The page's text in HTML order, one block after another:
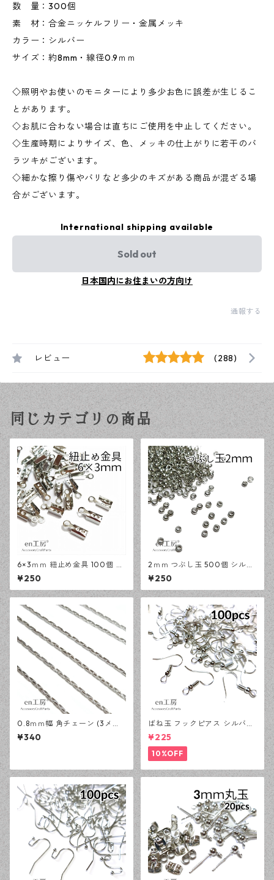
数 量：300個
素 材：合金ニッケルフリー・金属メッキ
カラー：シルバー
サイズ：約8mm・線径0.9ｍｍ
◇照明やお使いのモニターにより多少お色に誤差が生じるこ
とがあります。
◇お肌に合わない場合は直ちにご使用を中止してください。
◇生産時期によりサイズ、色、メッキの仕上がりに若干のバ
ラツキがございます。
◇細かな擦り傷やバリなど多少のキズがある商品が混ざる場
合がございます。
International shipping available
Sold out
日本国内にお住まいの方向け
通報する
レビュー (288)
同じカテゴリの商品
6×3ｍｍ 紐止め金具 100個 シ
ルバー カシメ アクセサリーパ
ーツ 基礎パーツ ハンドメイド
資材 【en工房】
¥250
2ｍｍ つぶし玉 500個 シルバ
ー かしめ玉 アクセサリーパー
ツ 基礎パーツ ハンドメイド資
材 【en工房】
¥250
0.8ｍｍ幅 角チェーン (3メー
トル) シルバー アクセサリー
パーツ 基礎パーツ ハンドメイ
¥340
ばね玉 フックピアス シルバー
100ピース 釣針型 大容量 プチ
プラパーツ 【en工房】
¥225
10%OFF